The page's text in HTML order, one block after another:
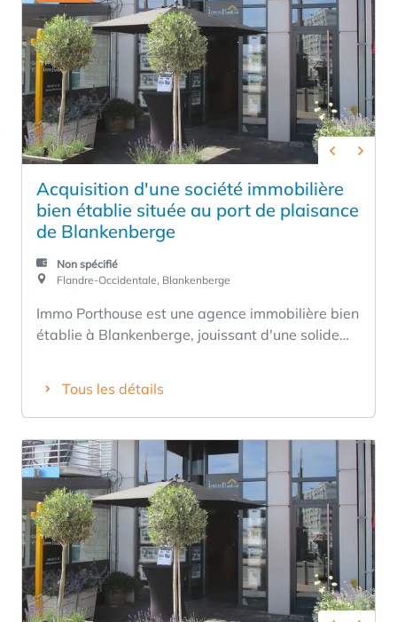
Previous
Next
Acquisition d'une société immobilière
bien établie située au port de plaisance
de Blankenberge
Non spécifié
Flandre-Occidentale, Blankenberge
Immo Porthouse est une agence immobilière bien
établie à Blankenberge, jouissant d'une solide
années d'activité fructueuse, nous proposons à
la vente, en toute discrétion, notre agence
immobilière en raison du départ à la retraite de
son propriétaire. L'agence est située dans un
emplacement commercial de premier choix, au
port de plaisance de Blankenberge, et jouit d'une
solide réputation dans la région. Cette reprise
est idéale pour : • une agence immobilière
existante souhaitant se développer ; • un jeune
agent immobilier agréé (BIV) souhaitant
démarrer immédiatement avec un portefeuille de
Tous les détails